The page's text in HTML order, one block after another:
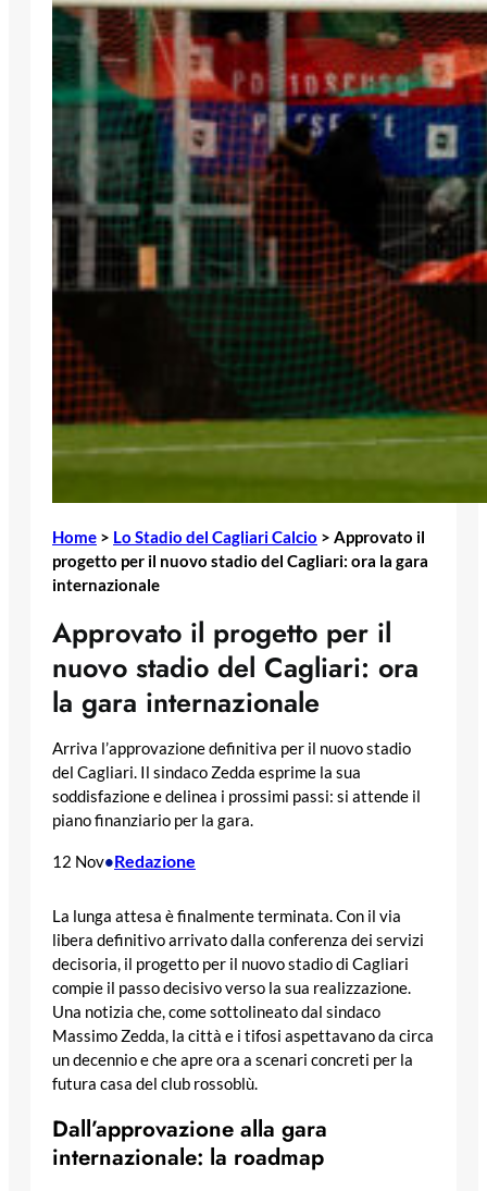
Home > Lo Stadio del Cagliari Calcio > Approvato il
progetto per il nuovo stadio del Cagliari: ora la gara
internazionale
Approvato il progetto per il
nuovo stadio del Cagliari: ora
la gara internazionale
Arriva l’approvazione definitiva per il nuovo stadio
del Cagliari. Il sindaco Zedda esprime la sua
soddisfazione e delinea i prossimi passi: si attende il
piano finanziario per la gara.
12 Nov•Redazione
La lunga attesa è finalmente terminata. Con il via
libera definitivo arrivato dalla conferenza dei servizi
decisoria, il progetto per il nuovo stadio di Cagliari
compie il passo decisivo verso la sua realizzazione.
Una notizia che, come sottolineato dal sindaco
Massimo Zedda, la città e i tifosi aspettavano da circa
un decennio e che apre ora a scenari concreti per la
futura casa del club rossoblù.
Dall’approvazione alla gara
internazionale: la roadmap